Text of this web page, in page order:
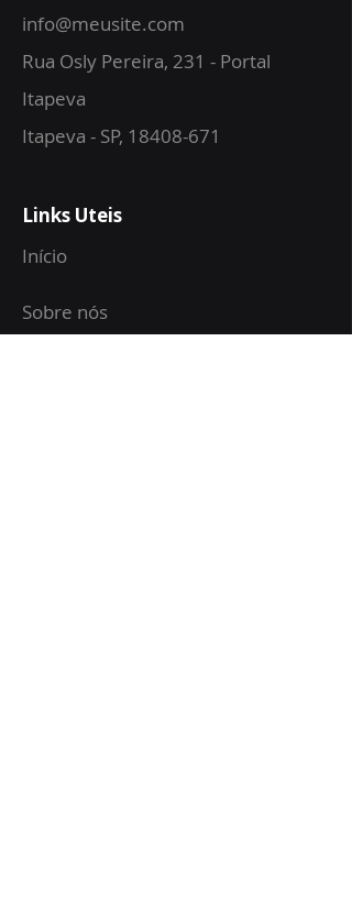
info@meusite.com
Rua Osly Pereira, 231 - Portal
Itapeva
Itapeva - SP, 18408-671
Links Uteis
Início
Sobre nós